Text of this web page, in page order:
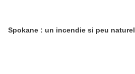
Spokane : un incendie si peu naturel